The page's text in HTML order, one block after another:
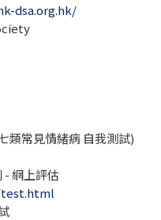
dsa.org.hk/
類常見情緒病 自我測試)
- 網上評估
test.html